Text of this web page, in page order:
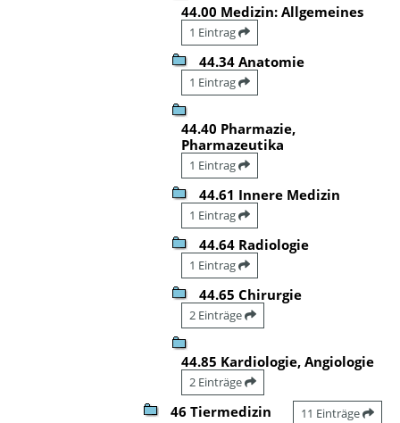
44.00 Medizin: Allgemeines
1 Eintrag
44.34 Anatomie
1 Eintrag
44.40 Pharmazie,
Pharmazeutika
1 Eintrag
44.61 Innere Medizin
1 Eintrag
44.64 Radiologie
1 Eintrag
44.65 Chirurgie
2 Einträge
44.85 Kardiologie, Angiologie
2 Einträge
46 Tiermedizin 11 Einträge